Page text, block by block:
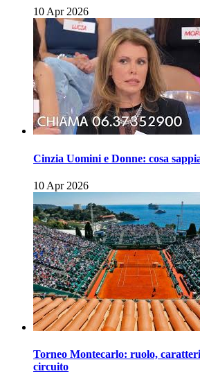
10 Apr 2026
Cinzia Uomini e Donne: cosa
10 Apr 2026
Torneo Montecarlo: ruolo,
circuito